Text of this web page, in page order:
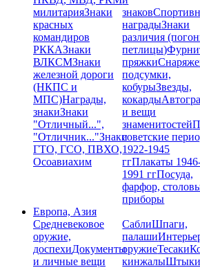
милитарияЗнаки
красных
командиров
РККАЗнаки
ВЛКСМЗнаки
железной дороги
(НКПС и
МПС)Награды,
знакиЗнаки
"Отличный...",
"Отличник..."Знаки
ГТО, ГСО, ПВХО,
Осоавиахим
знаков
наградыЗнаки
различия
петлицы)
пряжки
подсумки,
кобурыЗвезды,
кокарды
и вещи
знаменитостей
советские
1922-1945
ггПлакаты
1991 ггПосуда,
фарфор,
приборы
Европа, Азия
Средневековое
оружие,
доспехиДокументы
и личные вещи
СаблиШпаги,
палаши
оружиеТесаки
кинжалы